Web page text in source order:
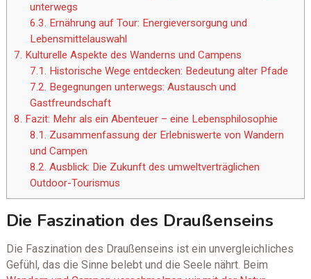
unterwegs
6.3. Ernährung auf Tour: Energieversorgung und
Lebensmittelauswahl
7. Kulturelle Aspekte des Wanderns und Campens
7.1. Historische Wege entdecken: Bedeutung alter Pfade
7.2. Begegnungen unterwegs: Austausch und
Gastfreundschaft
8. Fazit: Mehr als ein Abenteuer – eine Lebensphilosophie
8.1. Zusammenfassung der Erlebniswerte von Wandern
und Campen
8.2. Ausblick: Die Zukunft des umweltverträglichen
Outdoor-Tourismus
Die Faszination des Draußenseins
Die Faszination des Draußenseins ist ein unvergleichliches
Gefühl, das die Sinne belebt und die Seele nährt. Beim